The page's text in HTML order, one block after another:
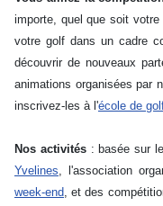
importe, quel que soit
votre golf dans un cadre
découvrir de nouveaux
animations organisées par
inscrivez-les à l'école de
Nos activités : basée sur le
Yvelines, l'association
week-end, et des